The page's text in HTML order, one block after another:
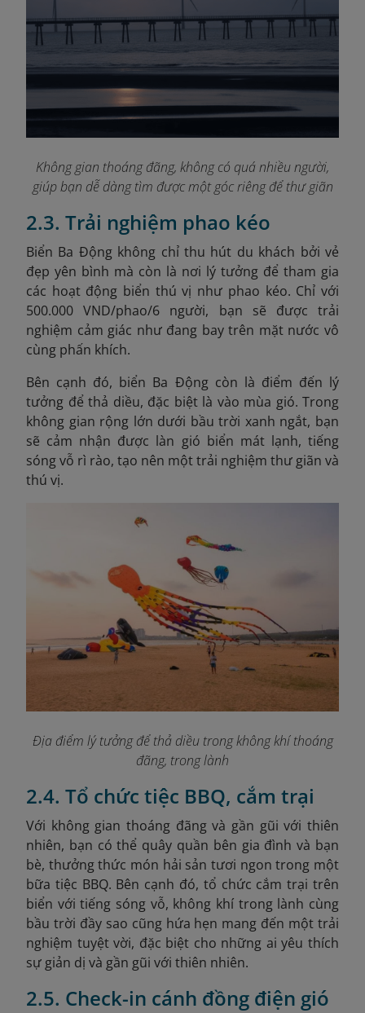
Không gian thoáng đãng, không có quá nhiều người,
giúp bạn dễ dàng tìm được một góc riêng để thư giãn
2.3. Trải nghiệm phao kéo
Biển Ba Động không chỉ thu hút du khách bởi vẻ
đẹp yên bình mà còn là nơi lý tưởng để tham gia
các hoạt động biển thú vị như phao kéo. Chỉ với
500.000 VND/phao/6 người, bạn sẽ được trải
nghiệm cảm giác như đang bay trên mặt nước vô
cùng phấn khích.
Bên cạnh đó, biển Ba Động còn là điểm đến lý
tưởng để thả diều, đặc biệt là vào mùa gió. Trong
không gian rộng lớn dưới bầu trời xanh ngắt, bạn
sẽ cảm nhận được làn gió biển mát lạnh, tiếng
sóng vỗ rì rào, tạo nên một trải nghiệm thư giãn và
thú vị.
Địa điểm lý tưởng để thả diều trong không khí thoáng
đãng, trong lành
2.4. Tổ chức tiệc BBQ, cắm trại
Với không gian thoáng đãng và gần gũi với thiên
nhiên, bạn có thể quây quần bên gia đình và bạn
bè, thưởng thức món hải sản tươi ngon trong một
bữa tiệc BBQ. Bên cạnh đó, tổ chức cắm trại trên
biển với tiếng sóng vỗ, không khí trong lành cùng
bầu trời đầy sao cũng hứa hẹn mang đến một trải
nghiệm tuyệt vời, đặc biệt cho những ai yêu thích
sự giản dị và gần gũi với thiên nhiên.
2.5. Check-in cánh đồng điện gió